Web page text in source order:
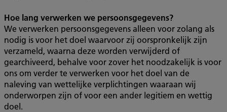
Hoe lang verwerken we persoonsgegevens?
We verwerken persoonsgegevens alleen voor zolang als
nodig is voor het doel waarvoor zij oorspronkelijk zijn
verzameld, waarna deze worden verwijderd of
gearchiveerd, behalve voor zover het noodzakelijk is voor
ons om verder te verwerken voor het doel van de
naleving van wettelijke verplichtingen waaraan wij
onderworpen zijn of voor een ander legitiem en wettig
doel.